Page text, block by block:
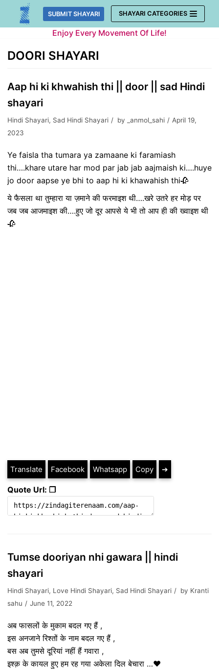
Skip
SUBMIT SHAYARI SHAYARI CATEGORIES
Enjoy Every Movement Of Life!
DOORI SHAYARI
Aap hi ki khwahish thi || door || sad Hindi
shayari
Hindi Shayari, Sad Hindi Shayari by _anmol_sahi
April 19,
2023
Ye faisla tha tumara ya zamaane ki faramiash
thi….khare utare har mod par jab jab aajmaish ki….huye
jo door aapse ye bhi to aap hi ki khawahish thi🥀
ये फैसला था तुम्हारा या ज़माने की फरमाइश थी….खरे उतरे हर मोड़ पर
जब जब आजमाइश की….हुए जो दूर आपसे ये भी तो आप ही की ख्वाइश थी
🥀
Translate Facebook Whatsapp Copy ➔
Quote Url: ❐
Tumse dooriyan nhi gawara || hindi
shayari
Hindi Shayari, Love Hindi Shayari, Sad Hindi Shayari by Kranti
sahu
June 11, 2022
अब फासलों के मुकाम बदल गए हैं ,
इस अनजाने रिश्तों के नाम बदल गए हैं ,
बस अब तुमसे दूरियां नहीं हैं गवारा ,
इश्क़ के कायल हुए हम रह गया अकेला दिल बेचारा …❤️